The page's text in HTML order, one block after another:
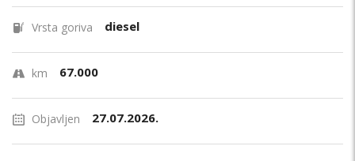
Vrsta goriva diesel
km 67.000
Objavljen 27.07.2026.